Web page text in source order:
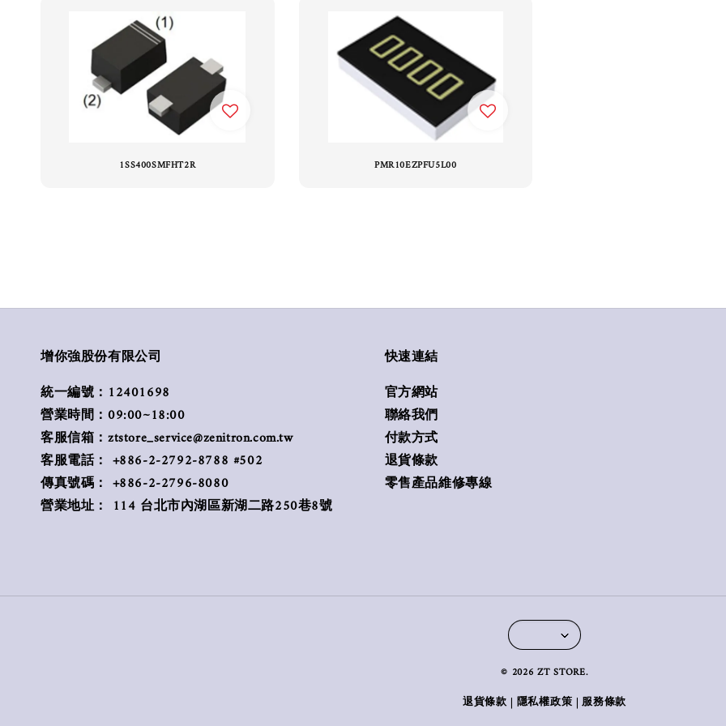
1SS400SMFHT2R PMR10EZPFU5L00
增你強股份有限公司
統一編號：12401698
營業時間：09:00~18:00
客服信箱：ztstore_service@zenitron.com.tw
客服電話： +886-2-2792-8788 #502
傳真號碼： +886-2-2796-8080
營業地址： 114 台北市內湖區新湖二路250巷8號
快速連結
官方網站
聯絡我們
付款方式
退貨條款
零售產品維修專線
© 2026 ZT STORE.
退貨條款| 隱私權政策 |服務條款